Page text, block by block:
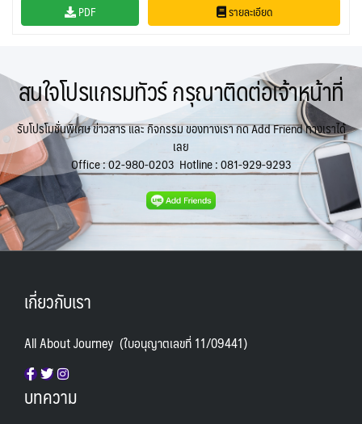
PDF รายละเอียด
สนใจโปรแกรมทัวร์ กรุณาติดต่อเจ้าหน้าที่
รับโปรโมชั่นพิเศษ ข่าวสาร และ กิจกรรม ของทางเรา กด Add Friend ทางเราได้
เลย
Office :02-980-0203 Hotline :081-929-9293
เกี่ยวกับเรา
All About Journey (ใบอนุญาตเลขที่ 11/09441)
บทความ